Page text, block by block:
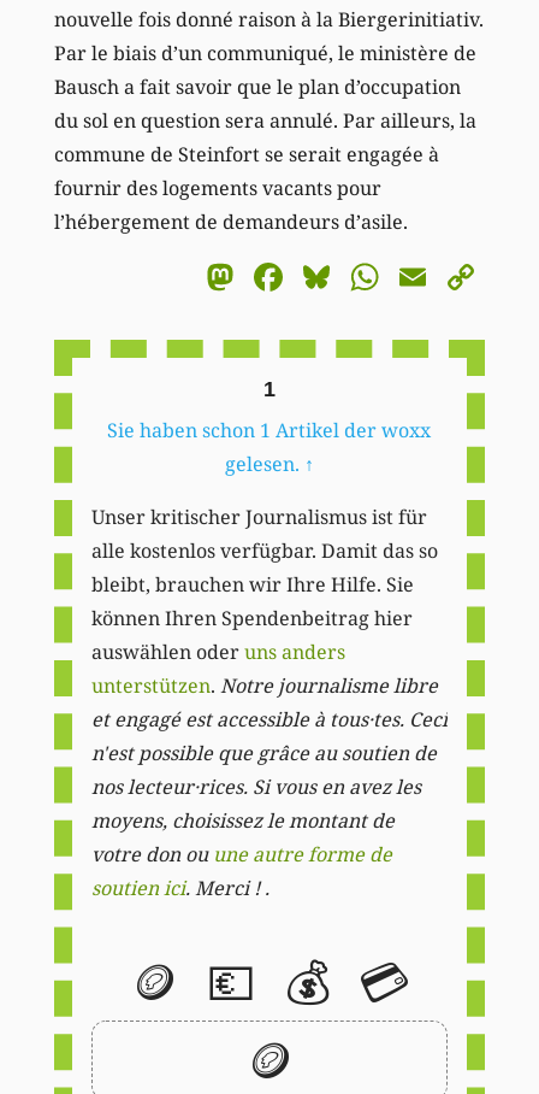
nouvelle fois donné raison à la Biergerinitiativ.
Par le biais d’un communiqué, le ministère de
Bausch a fait savoir que le plan d’occupation
du sol en question sera annulé. Par ailleurs, la
commune de Steinfort se serait engagée à
fournir des logements vacants pour
l’hébergement de demandeurs d’asile.
Mastodon
Facebook
BlueskyEmail
1
Sie haben schon 1 Artikel der woxx
gelesen. ↑
Unser kritischer Journalismus ist für
alle kostenlos verfügbar. Damit das so
bleibt, brauchen wir Ihre Hilfe. Sie
können Ihren Spendenbeitrag hier
auswählen oderuns anders
unterstützen. Notre journalisme libre
et engagé est accessible à tous·tes. Ceci
n'est possible que grâce au soutien de
nos lecteur·rices. Si vous en avez les
moyens, choisissez le montant de
votre don ou une autre forme de
soutien ici. Merci ! .
🪙 💶 💰 💳
🪙